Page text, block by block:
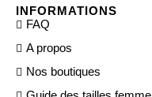
INFORMATIONS
FAQ
A propos
Nos boutiques